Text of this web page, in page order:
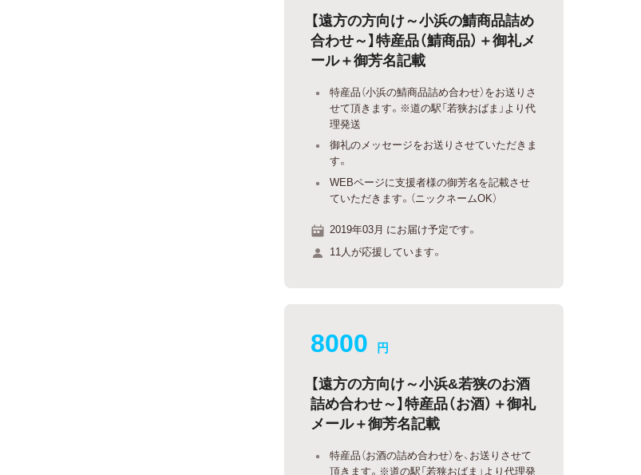
【遠方の方向け～小浜の鯖商品詰め
合わせ～】特産品（鯖商品）＋御礼メ
ール＋御芳名記載
特産品（小浜の鯖商品詰め合わせ）をお送りさ
せて頂きます。※道の駅「若狭おばま」より代
理発送
御礼のメッセージをお送りさせていただきま
す。
WEBページに支援者様の御芳名を記載させ
ていただきます。（ニックネームOK）
2019年03月 にお届け予定です。
11人が応援しています。
8000 円
【遠方の方向け～小浜&若狭のお酒
詰め合わせ～】特産品（お酒）＋御礼
メール＋御芳名記載
特産品（お酒の詰め合わせ）を、お送りさせて
頂きます。※道の駅「若狭おばま」より代理発